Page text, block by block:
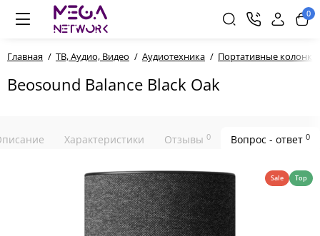
0
Главная ТВ, Аудио, Видео Аудиотехника Портативные колонки
Beosound Balance Black Oak
Характеристики Отзывы 0 Вопрос - ответ 0
Sale Top